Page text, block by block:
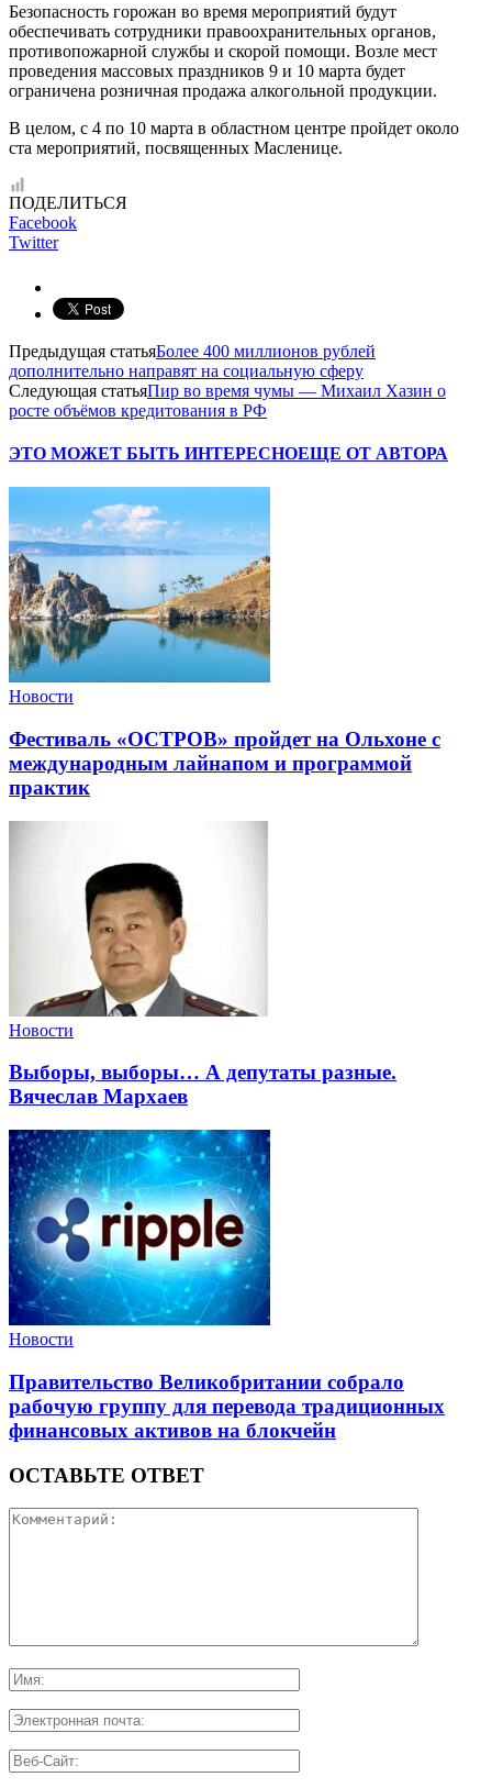
Безопасность горожан во время мероприятий будут
обеспечивать сотрудники правоохранительных органов,
противопожарной службы и скорой помощи. Возле мест
проведения массовых праздников 9 и 10 марта будет
ограничена розничная продажа алкогольной продукции.
В целом, с 4 по 10 марта в областном центре пройдет около
ста мероприятий, посвященных Масленице.
ПОДЕЛИТЬСЯ
Facebook
Twitter
Предыдущая статьяБолее 400 миллионов рублей
дополнительно направят на социальную сферу
Следующая статьяПир во время чумы — Михаил Хазин о
росте объёмов кредитования в РФ
ЭТО МОЖЕТ БЫТЬ ИНТЕРЕСНОЕЩЕ ОТ АВТОРА
Новости
Фестиваль «ОСТРОВ» пройдет на Ольхоне с
международным лайнапом и программой
практик
Новости
Выборы, выборы… А депутаты разные.
Вячеслав Мархаев
Новости
Правительство Великобритании собрало
рабочую группу для перевода традиционных
финансовых активов на блокчейн
ОСТАВЬТЕ ОТВЕТ